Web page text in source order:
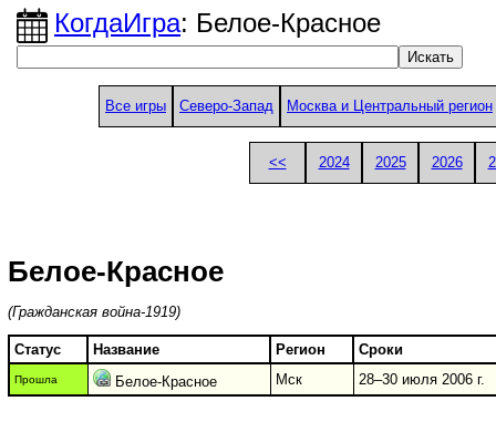
КогдаИгра: Белое-Красное
Все игры Северо-Запад Москва и Центральный регион
<< 2024 2025 2026
Белое-Красное
(Гражданская война-1919)
Статус Название Регион Сроки
Прошла Белое-Красное Мск 28–30 июля 2006 г.